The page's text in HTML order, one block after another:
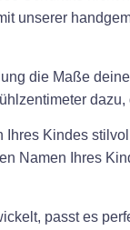
unserer
die Maße
Kindes
Namen Ihres
passt es